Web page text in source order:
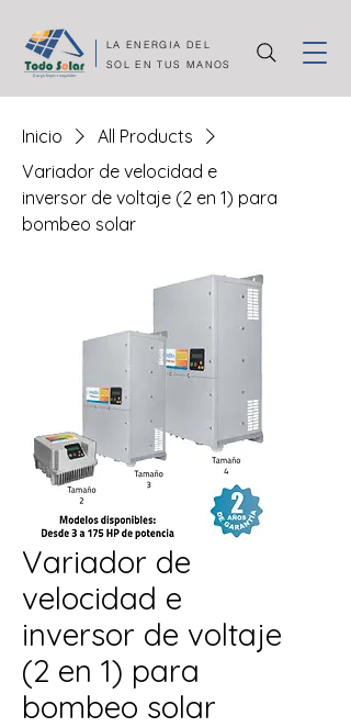
LA ENERGIA DEL
SOL EN TUS MANOS
Inicio
All Products
Variador de velocidad e
inversor de voltaje (2 en 1) para
bombeo solar
Variador de
velocidad e
inversor de voltaje
(2 en 1) para
bombeo solar